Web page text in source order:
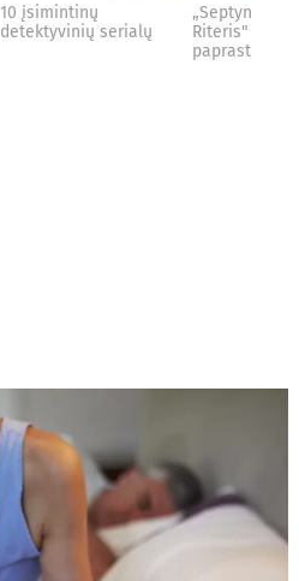
10 įsimintinų
detektyvinių serialų
„Septynių
Riteris" – kai
paprastumas